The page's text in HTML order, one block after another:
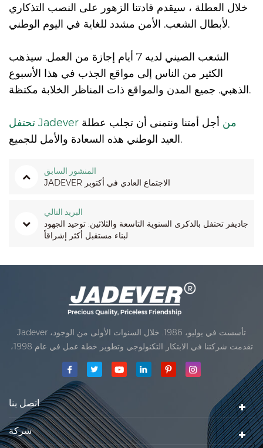
خلال العطلة ، سيقدم قادتنا الزهور على النصب التذكاري
لأبطال الشعب. الأمن مشدد للغاية في اليوم الوطني.
الشعب الصيني لديه 7 أيام إجازة من العمل. سيذهب
الكثير من الناس إلى مواقع الجذب في هذا الأسبوع
الذهبي. جميع المدن والمواقع ذات المناظر الخلابة مكتظة.
تحتفل Jadever من أجل أمتنا ونتمنى أن تجلب عطلة
العيد الوطني هذه السعادة والأمل للجميع.
المنشور السابق
JADEVER الاجتماع العادي في أكتوبر
البريد التالي
جاديفر تحتفل بالذكرى السنوية التاسعة والثلاثين: توحيد الجهود
لبناء مستقبل أكثر إشراقاً
Jadever تأسست في يوليو، 1986. خلال السنوات الأولى من الوجود،
تقدمت شركتنا في الابتكار التكنولوجي وتطوير خطة عمل في عام 1998،
حققت شركتنا هدف الجودة الرئيسية، متى تلقت أول منتجاتنا موافقة من
مقياس المحدودةكان تأسيس تقع من
اتصل بنا
شركة